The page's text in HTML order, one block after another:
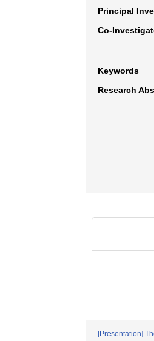
Principal
Co-
Keywords
Research
[Presentation]